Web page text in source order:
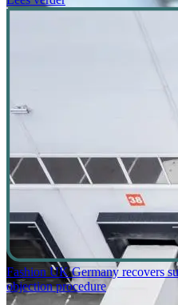
Fashion UK Germany recovers
objection procedure